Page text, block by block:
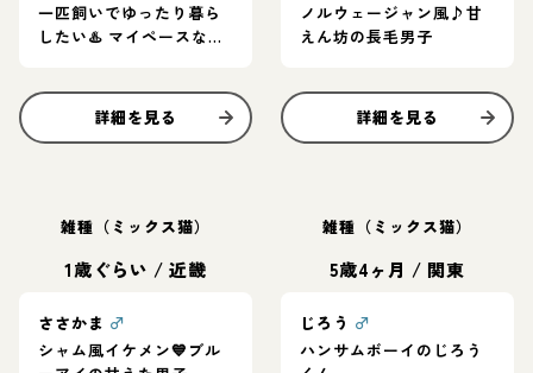
一匹飼いでゆったり暮ら
したい♨️ マイペースなア
詳細を見る
ノルウェージャン風♪甘
えん坊の長毛男子
詳細を見る
雑種（ミックス猫）
1歳ぐらい /近畿
ささかま ♂
シャム風イケメン💙ブル
雑種（ミックス猫）
5歳4ヶ月 / 関東
じろう ♂
ハンサムボーイのじろう